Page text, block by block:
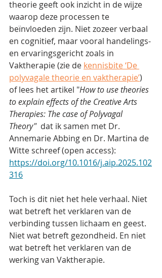
theorie geeft ook inzicht in de wijze
waarop deze processen te
beïnvloeden zijn. Niet zozeer verbaal
en cognitief, maar vooral handelings-
en ervaringsgericht zoals in
Vaktherapie (zie de kennisbite ‘De
polyvagale theorie en vaktherapie’)
of lees het artikel "How to use theories
to explain effects of the Creative Arts
Therapies: The case of Polyvagal
Theory" dat ik samen met Dr.
Annemarie Abbing en Dr. Martina de
Witte schreef (open access):
https://doi.org/10.1016/j.aip.2025.102
316
Toch is dit niet het hele verhaal. Niet
wat betreft het verklaren van de
verbinding tussen lichaam en geest.
Niet wat betreft gezondheid. En niet
wat betreft het verklaren van de
werking van Vaktherapie.